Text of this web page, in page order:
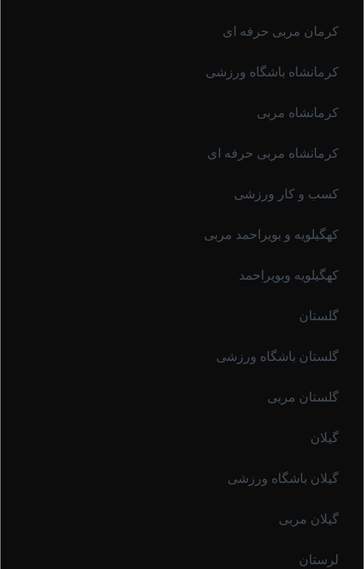
کرمان مربی حرفه ای
کرمانشاه باشگاه ورزشی
کرمانشاه مربی
کرمانشاه مربی حرفه ای
کسب و کار ورزشی
کهگیلویه و بویراحمد مربی
کهگیلویه وبویراحمد
گلستان
گلستان باشگاه ورزشی
گلستان مربی
گیلان
گیلان باشگاه ورزشی
گیلان مربی
لرستان